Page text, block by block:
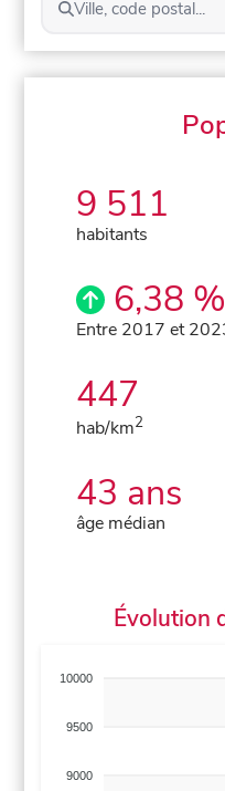
Ville, code postal...
9 511
habitants
6,38 %
Entre 2017 et
447
hab/km2
43 ans
âge médian
Évolution
10000
9500
9000